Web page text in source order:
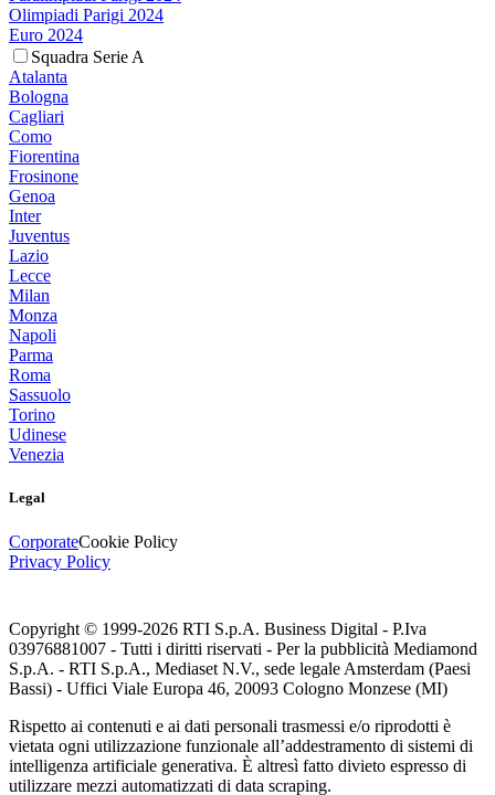
Olimpiadi Parigi 2024
Euro 2024
Squadra Serie A
Atalanta
Bologna
Cagliari
Como
Fiorentina
Frosinone
Genoa
Inter
Juventus
Lazio
Lecce
Milan
Monza
Napoli
Parma
Roma
Sassuolo
Torino
Udinese
Venezia
Legal
CorporateCookie Policy
Privacy Policy
Copyright © 1999-2026 RTI S.p.A. Business Digital - P.Iva
03976881007 - Tutti i diritti riservati - Per la pubblicità Mediamond
S.p.A. - RTI S.p.A., Mediaset N.V., sede legale Amsterdam (Paesi
Bassi) - Uffici Viale Europa 46, 20093 Cologno Monzese (MI)
Rispetto ai contenuti e ai dati personali trasmessi e/o riprodotti è
vietata ogni utilizzazione funzionale all’addestramento di sistemi di
intelligenza artificiale generativa. È altresì fatto divieto espresso di
utilizzare mezzi automatizzati di data scraping.